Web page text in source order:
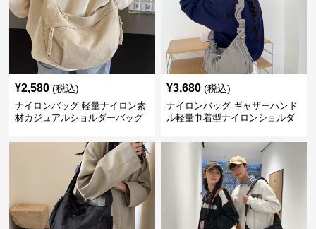
¥2,580 (税込)
ナイロンバッグ 軽量ナイロン素
材カジュアルショルダーバッグ
¥3,680 (税込)
ナイロンバッグ ギャザーハンド
ル軽量巾着型ナイロンショルダ